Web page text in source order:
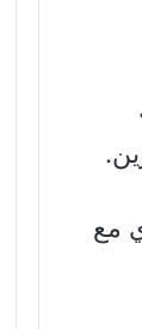
الجري مع